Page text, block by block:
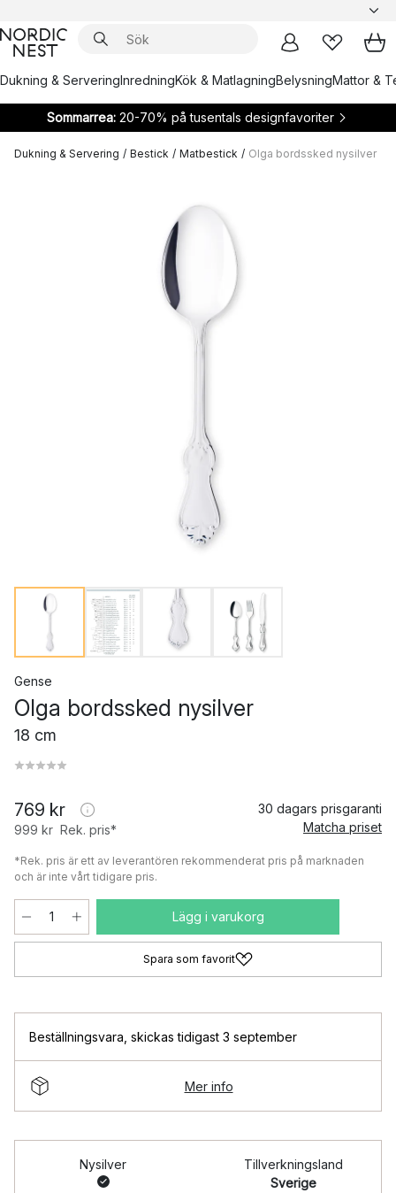
Dukning & ServeringInredningKök & MatlagningBelysningMattor &
Sommarrea:20-70% på tusentals designfavoriter
Dukning & Servering / Bestick / Matbestick / Olga bordssked nysilver
Gense
Olga bordssked nysilver
18 cm
769 kr
999 kr Rek. pris*
30 dagars prisgaranti
Matcha priset
*Rek. pris är ett av leverantören rekommenderat pris på marknaden
och är inte vårt tidigare pris.
Lägg i varukorg
Spara som favorit
Beställningsvara skickas tidigast 3 september
Mer info
Nysilver
Tillverkningsland
Sverige